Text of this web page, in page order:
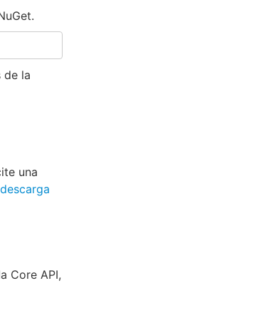
de la
una
Core API,